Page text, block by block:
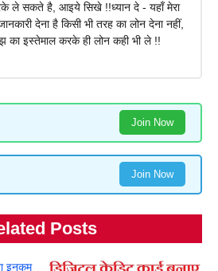
ले सकते है, आइये सिखे !!ध्यान दे - यहाँ मेरा
देना है किसी भी तरह का लोन देना नहीं,
का इस्तेमाल करके ही लोन कही भी ले !!
Join Now
Join Now
Posts